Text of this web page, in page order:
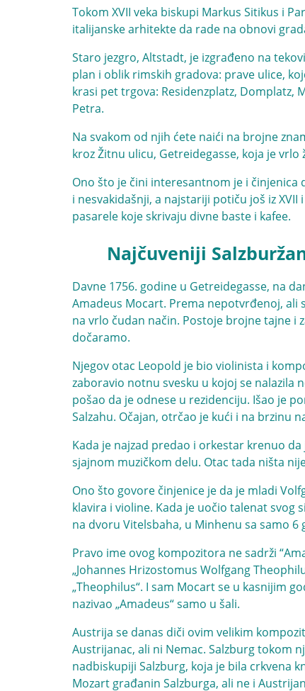
Tokom XVII veka biskupi Markus Sitikus i
italijanske arhitekte da rade na obnovi
Staro jezgro, Altstadt, je izgrađeno na
plan i oblik rimskih gradova: prave ulice,
krasi pet trgova: Residenzplatz, Domplatz,
Petra.
Na svakom od njih ćete naići na brojne
kroz Žitnu ulicu, Getreidegasse, koja je
Ono što je čini interesantnom je i
i nesvakidašnji, a najstariji potiču još iz XVII
pasarele koje skrivaju divne baste i kafee.
Najčuveniji
Davne 1756. godine u Getreidegasse, na
Amadeus Mocart. Prema nepotvrđenoj, ali
na vrlo čudan način. Postoje brojne tajne i
dočaramo.
Njegov otac Leopold je bio violinista i
zaboravio notnu svesku u kojoj se nalazila
pošao da je odnese u rezidenciju. Išao je
Salzahu. Očajan, otrčao je kući i na brzinu
Kada je najzad predao i orkestar krenuo
sjajnom muzičkom delu. Otac tada ništa
Ono što govore činjenice je da je mladi
klavira i violine. Kada je uočio talenat svog
na dvoru Vitelsbaha, u Minhenu sa samo 6
Pravo ime ovog kompozitora ne sadrži
„Johannes Hrizostomus Wolfgang
„Theophilus“. I sam Mocart se u kasnijim
nazivao „Amadeus“ samo u šali.
Austrija se danas diči ovim velikim
Austrijanac, ali ni Nemac. Salzburg tokom
nadbiskupiji Salzburg, koja je bila crkvena
Mozart građanin Salzburga, ali ne i